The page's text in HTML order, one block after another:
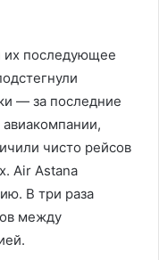
их последующее
— за последние
чисто рейсов
Air Astana
В три раза
между